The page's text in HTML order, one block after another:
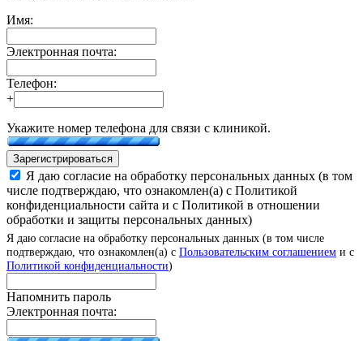
Имя:
Электронная почта:
Телефон:
+
Укажите номер телефона для связи с клиникой.
Зарегистрироваться
Я даю согласие на обработку персональных данных (в том
числе подтверждаю, что ознакомлен(а) с Политикой
конфиденциальности сайта и с Политикой в отношении
обработки и защиты персональных данных)
Я даю согласие на обработку персональных данных (в том числе
подтверждаю, что ознакомлен(а) с Пользовательским соглашением и с
Политикой конфиденциальности)
Напомнить пароль
Электронная почта: